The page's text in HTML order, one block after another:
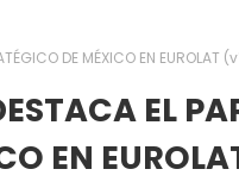
DE MÉXICO EN EUROLAT
EL
EN